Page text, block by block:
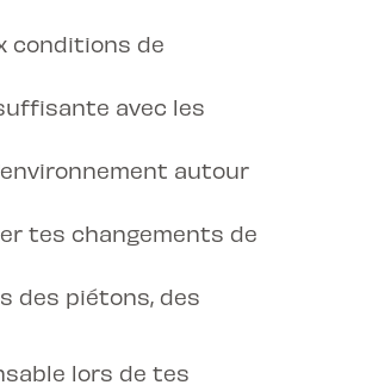
conditions de
avec les
autour
tes changements de
des piétons, des
lors de tes